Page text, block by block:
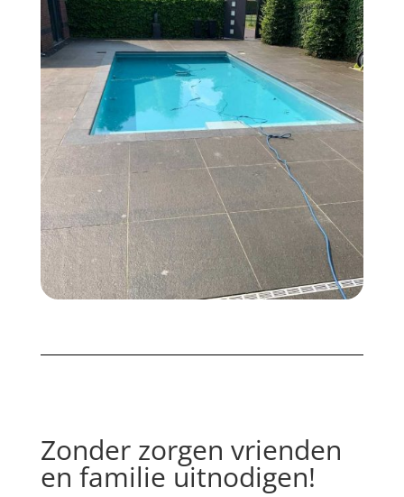
Zonder zorgen vrienden
en familie uitnodigen!